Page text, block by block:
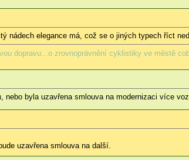
nádech elegance má, což se o jiných typech říct
dopravu...o zrovnoprávnění cyklistiky ve městě
nebo byla uzavřena smlouva na modernizaci více
uzavřena smlouva na další.